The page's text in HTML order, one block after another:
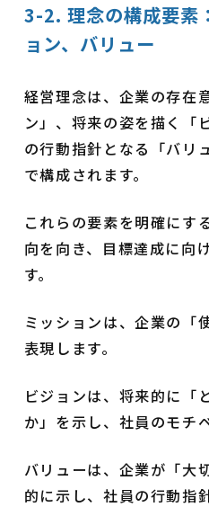
3-2. 理念の構成要素
ョン、バリュー
経営理念は、企業の存在
ン」、将来の姿を描く「
の行動指針となる「バリ
で構成されます。
これらの要素を明確にす
向を向き、目標達成に向
す。
ミッションは、企業の「
表現します。
ビジョンは、将来的に「
か」を示し、社員のモチ
バリューは、企業が「大
的に示し、社員の行動指